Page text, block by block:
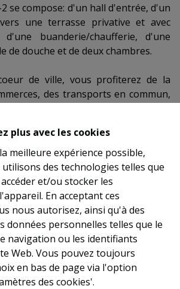
plus avec les cookies
meilleure expérience possible,
des technologies telles que
et/ou stocker les
En acceptant ces
nous autorisez, ainsi qu'à des
données personnelles telles que le
navigation ou les identifiants
Web. Vous pouvez toujours
en bas de page via l'option
des cookies'.
se compose: d'un hall d'entrée, d'un
une terrasse privative et avec
buanderie/chaufferie, d'une
de douche et de deux chambres.
de ville, vous profiterez de la
des transports en commun,
la Résidence "Grand Moulin" est
réseau de sentiers champêtres
marais, châteaux, fermes et
séduits par l'harmonie entre nature
vous promet de belles balades à
Htva - Ref. Appt. D-2
de parking 7.000€ Htva /